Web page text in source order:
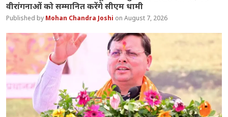
वीरांगनाओं को सम्मानित करेंगे सीएम धामी
Mohan Chandra Joshi August 7, 2026